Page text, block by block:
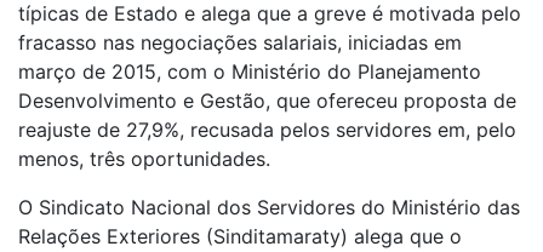
típicas de Estado e alega que a greve é motivada pelo
fracasso nas negociações salariais, iniciadas em
março de 2015, com o Ministério do Planejamento
Desenvolvimento e Gestão, que ofereceu proposta de
reajuste de 27,9%, recusada pelos servidores em, pelo
menos, três oportunidades.
O Sindicato Nacional dos Servidores do Ministério das
Relações Exteriores (Sinditamaraty) alega que o